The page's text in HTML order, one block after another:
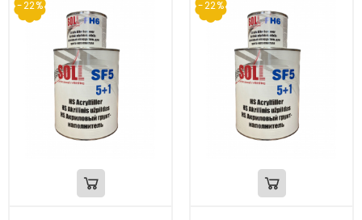
-22% -22%